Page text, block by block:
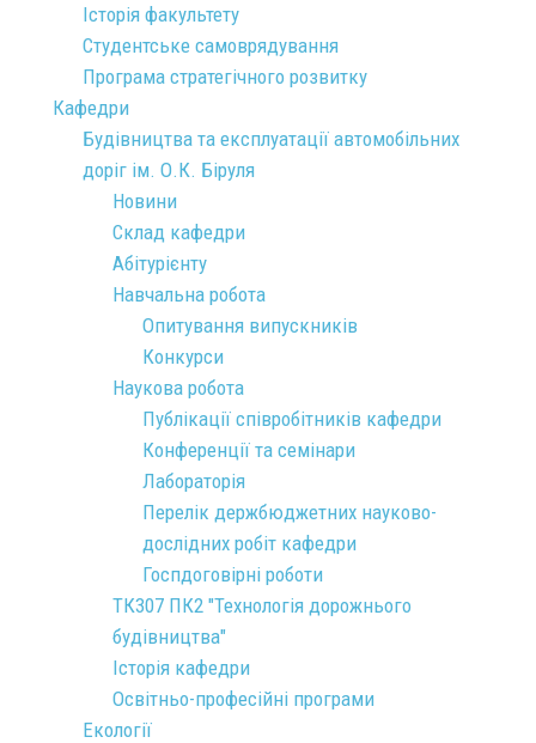
Історія факультету
Студентське самоврядування
Програма стратегічного розвитку
Кафедри
Будівництва та експлуатації автомобільних
доріг ім. О.К. Біруля
Новини
Склад кафедри
Абітурієнту
Навчальна робота
Опитування випускників
Конкурси
Наукова робота
Публікації співробітників кафедри
Конференції та семінари
Лабораторія
Перелік держбюджетних науково-
дослідних робіт кафедри
Госпдоговірні роботи
ТК307 ПК2 "Технологія дорожнього
будівництва"
Історія кафедри
Освітньо-професійні програми
Екології